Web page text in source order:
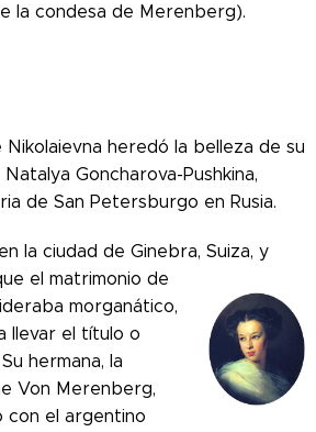
la condesa de Merenberg).
Nikolaievna heredó la belleza de su
Goncharova-Pushkina,
de San Petersburgo en Rusia.
la ciudad de Ginebra, Suiza, y
el matrimonio de
morganático,
llevar el título o
hermana, la
Von Merenberg,
con el argentino